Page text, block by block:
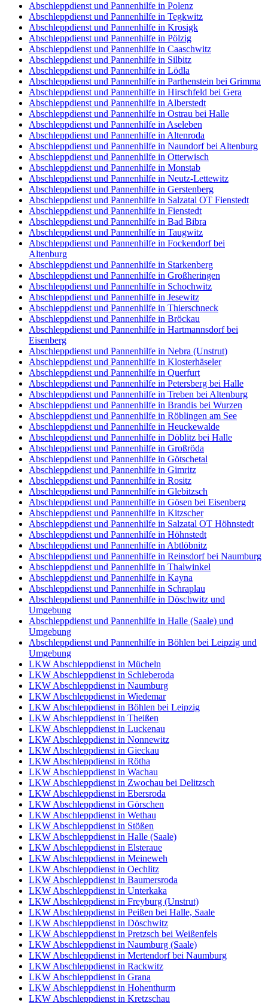
Abschleppdienst und Pannenhilfe in Polenz
Abschleppdienst und Pannenhilfe in Tegkwitz
Abschleppdienst und Pannenhilfe in Krosigk
Abschleppdienst und Pannenhilfe in Pölzig
Abschleppdienst und Pannenhilfe in Caaschwitz
Abschleppdienst und Pannenhilfe in Silbitz
Abschleppdienst und Pannenhilfe in Lödla
Abschleppdienst und Pannenhilfe in Parthenstein bei Grimma
Abschleppdienst und Pannenhilfe in Hirschfeld bei Gera
Abschleppdienst und Pannenhilfe in Alberstedt
Abschleppdienst und Pannenhilfe in Ostrau bei Halle
Abschleppdienst und Pannenhilfe in Aseleben
Abschleppdienst und Pannenhilfe in Altenroda
Abschleppdienst und Pannenhilfe in Naundorf bei Altenburg
Abschleppdienst und Pannenhilfe in Otterwisch
Abschleppdienst und Pannenhilfe in Monstab
Abschleppdienst und Pannenhilfe in Neutz-Lettewitz
Abschleppdienst und Pannenhilfe in Gerstenberg
Abschleppdienst und Pannenhilfe in Salzatal OT Fienstedt
Abschleppdienst und Pannenhilfe in Fienstedt
Abschleppdienst und Pannenhilfe in Bad Bibra
Abschleppdienst und Pannenhilfe in Taugwitz
Abschleppdienst und Pannenhilfe in Fockendorf bei
Altenburg
Abschleppdienst und Pannenhilfe in Starkenberg
Abschleppdienst und Pannenhilfe in Großheringen
Abschleppdienst und Pannenhilfe in Schochwitz
Abschleppdienst und Pannenhilfe in Jesewitz
Abschleppdienst und Pannenhilfe in Thierschneck
Abschleppdienst und Pannenhilfe in Bröckau
Abschleppdienst und Pannenhilfe in Hartmannsdorf bei
Eisenberg
Abschleppdienst und Pannenhilfe in Nebra (Unstrut)
Abschleppdienst und Pannenhilfe in Klosterhäseler
Abschleppdienst und Pannenhilfe in Querfurt
Abschleppdienst und Pannenhilfe in Petersberg bei Halle
Abschleppdienst und Pannenhilfe in Treben bei Altenburg
Abschleppdienst und Pannenhilfe in Brandis bei Wurzen
Abschleppdienst und Pannenhilfe in Röblingen am See
Abschleppdienst und Pannenhilfe in Heuckewalde
Abschleppdienst und Pannenhilfe in Döblitz bei Halle
Abschleppdienst und Pannenhilfe in Großröda
Abschleppdienst und Pannenhilfe in Götschetal
Abschleppdienst und Pannenhilfe in Gimritz
Abschleppdienst und Pannenhilfe in Rositz
Abschleppdienst und Pannenhilfe in Glebitzsch
Abschleppdienst und Pannenhilfe in Gösen bei Eisenberg
Abschleppdienst und Pannenhilfe in Kitzscher
Abschleppdienst und Pannenhilfe in Salzatal OT Höhnstedt
Abschleppdienst und Pannenhilfe in Höhnstedt
Abschleppdienst und Pannenhilfe in Abtlöbnitz
Abschleppdienst und Pannenhilfe in Reinsdorf bei Naumburg
Abschleppdienst und Pannenhilfe in Thalwinkel
Abschleppdienst und Pannenhilfe in Kayna
Abschleppdienst und Pannenhilfe in Schraplau
Abschleppdienst und Pannenhilfe in Döschwitz und
Umgebung
Abschleppdienst und Pannenhilfe in Halle (Saale) und
Umgebung
Abschleppdienst und Pannenhilfe in Böhlen bei Leipzig und
Umgebung
LKW Abschleppdienst in Mücheln
LKW Abschleppdienst in Schleberoda
LKW Abschleppdienst in Naumburg
LKW Abschleppdienst in Wiedemar
LKW Abschleppdienst in Böhlen bei Leipzig
LKW Abschleppdienst in Theißen
LKW Abschleppdienst in Luckenau
LKW Abschleppdienst in Nonnewitz
LKW Abschleppdienst in Gieckau
LKW Abschleppdienst in Rötha
LKW Abschleppdienst in Wachau
LKW Abschleppdienst in Zwochau bei Delitzsch
LKW Abschleppdienst in Ebersroda
LKW Abschleppdienst in Görschen
LKW Abschleppdienst in Wethau
LKW Abschleppdienst in Stößen
LKW Abschleppdienst in Halle (Saale)
LKW Abschleppdienst in Elsteraue
LKW Abschleppdienst in Meineweh
LKW Abschleppdienst in Oechlitz
LKW Abschleppdienst in Baumersroda
LKW Abschleppdienst in Unterkaka
LKW Abschleppdienst in Freyburg (Unstrut)
LKW Abschleppdienst in Peißen bei Halle, Saale
LKW Abschleppdienst in Döschwitz
LKW Abschleppdienst in Pretzsch bei Weißenfels
LKW Abschleppdienst in Naumburg (Saale)
LKW Abschleppdienst in Mertendorf bei Naumburg
LKW Abschleppdienst in Rackwitz
LKW Abschleppdienst in Grana
LKW Abschleppdienst in Hohenthurm
LKW Abschleppdienst in Kretzschau